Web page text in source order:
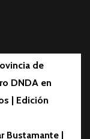
de
DNDA en
| Edición
Bustamante |